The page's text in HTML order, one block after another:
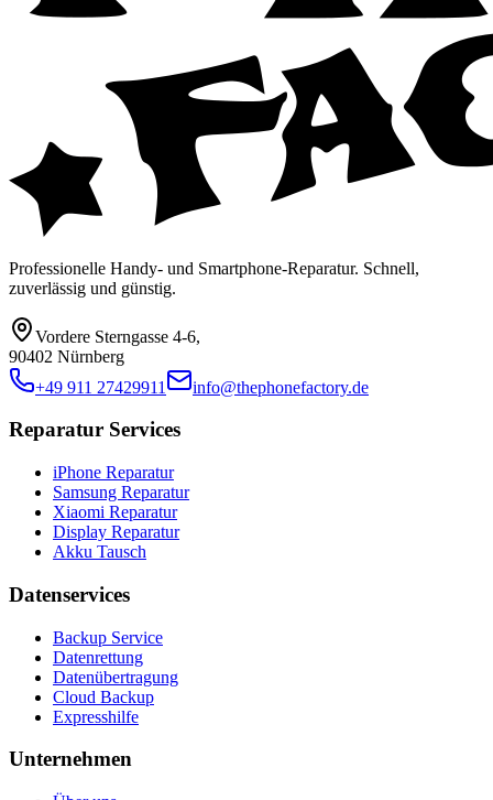
Professionelle Handy- und Smartphone-Reparatur. Schnell,
zuverlässig und günstig.
Vordere Sterngasse 4-6,
90402 Nürnberg
+49 911 27429911
info@thephonefactory.de
Reparatur Services
iPhone Reparatur
Samsung Reparatur
Xiaomi Reparatur
Display Reparatur
Akku Tausch
Datenservices
Backup Service
Datenrettung
Datenübertragung
Cloud Backup
Expresshilfe
Unternehmen